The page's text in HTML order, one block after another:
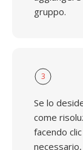
gruppo.
3
Se lo
come
facendo